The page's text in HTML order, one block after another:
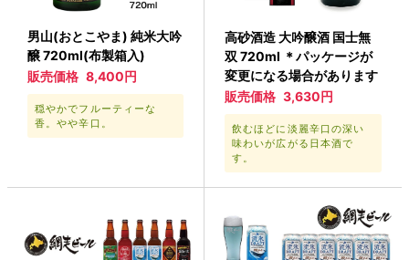
男山(おとこやま) 純米大吟
醸 720ml(布製箱入)
販売価格 8,400円
穏やかでフルーティーな
香。やや辛口。
高砂酒造 大吟醸酒 国士無
双 720ml ＊パッケージが
変更になる場合があります
販売価格 3,630円
飲むほどに淡麗辛口の深い
味わいが広がる日本酒で
す。